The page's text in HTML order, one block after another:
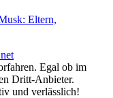
Eltern,
Egal ob im
Dritt-Anbieter.
und verlässlich!